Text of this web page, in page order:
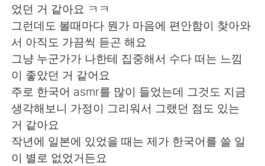
었던 거 같아요 ㅋㅋ
그런데도 볼때마다 뭔가 마음에 편안함이 찾아와
서 아직도 가끔씩 듣곤 해요
그냥 누군가가 나한테 집중해서 수다 떠는 느낌
이 좋았던 거 같어요
주로 한국어 asmr를 많이 들었는데 그것도 지금
생각해보니 가정이 그리워서 그랬던 점도 있는
거 같아요
작년에 일본에 있었을 때는 제가 한국어를 쓸 일
이 별로 없었거든요